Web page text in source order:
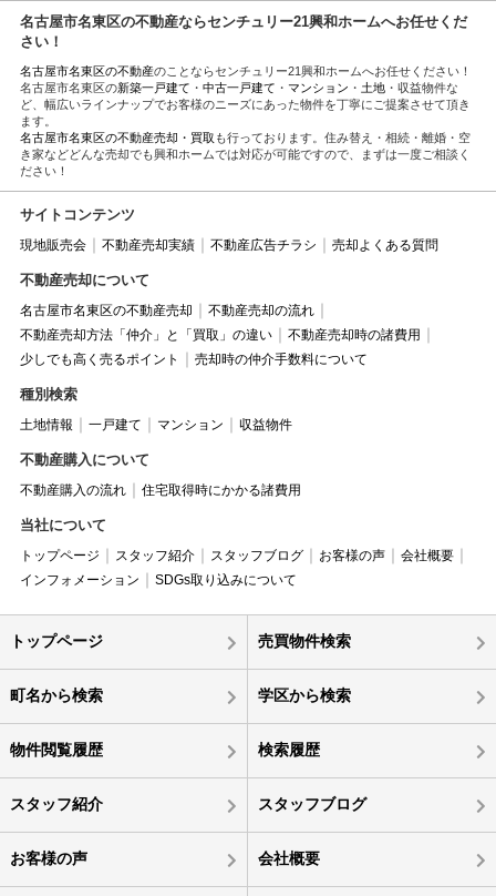
名古屋市名東区の不動産ならセンチュリー21興和ホームへお任せくだ
さい！
名古屋市名東区の不動産のことならセンチュリー21興和ホームへお任せください！
名古屋市名東区の新築一戸建て ・ 中古一戸建て ・ マンション ・ 土地・収益物件な
ど、幅広いラインナップでお客様のニーズにあった物件を丁寧にご提案させて頂き
ます。
名古屋市名東区の不動産売却・買取 も行っております。住み替え・相続・離婚・空
き家などどんな売却でも興和ホームでは対応が可能ですので、まずは一度ご相談く
ださい！
サイトコンテンツ
現地販売会 不動産売却実績 不動産広告チラシ 売却よくある質問
不動産売却について
名古屋市名東区の不動産売却
不動産売却の流れ
不動産売却方法「仲介」と「買取」の違い
不動産売却時の諸費用
少しでも高く売るポイント
売却時の仲介手数料について
種別検索
土地情報 一戸建て マンション 収益物件
不動産購入について
不動産購入の流れ 住宅取得時にかかる諸費用
当社について
トップページ スタッフ紹介 スタッフブログ お客様の声
会社概要
インフォメーション
SDGs取り込みについて
トップページ 売買物件検索
町名から検索 学区から検索
物件閲覧履歴 検索履歴
スタッフ紹介 スタッフブログ
お客様の声 会社概要